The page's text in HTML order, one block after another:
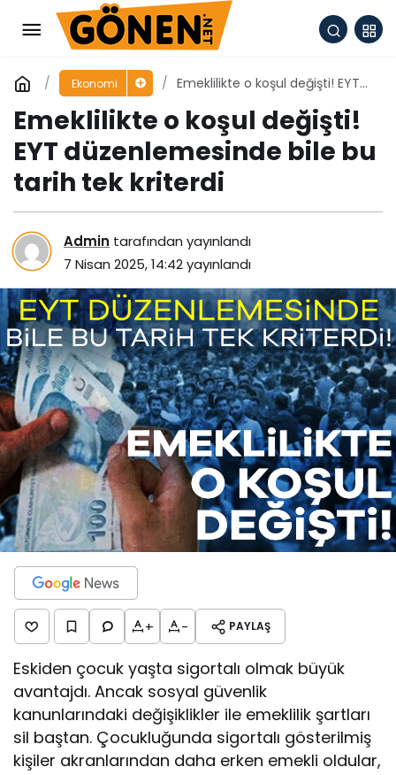
Ekonomi
Emeklilikte o koşul değişti! EYT
tek kriterdi
Emeklilikte o koşul değişti!
EYT düzenlemesinde bile bu
tarih tek kriterdi
Admin tarafından yayınlandı
7 Nisan 2025, 14:42yayınlandı
+ - PAYLAŞ
Eskiden çocuk yaşta sigortalı olmak büyük
avantajdı. Ancak sosyal güvenlik
kanunlarındaki değişiklikler ile emeklilik şartları
sil baştan. Çocukluğunda sigortalı gösterilmiş
kişiler akranlarından daha erken emekli oldular,